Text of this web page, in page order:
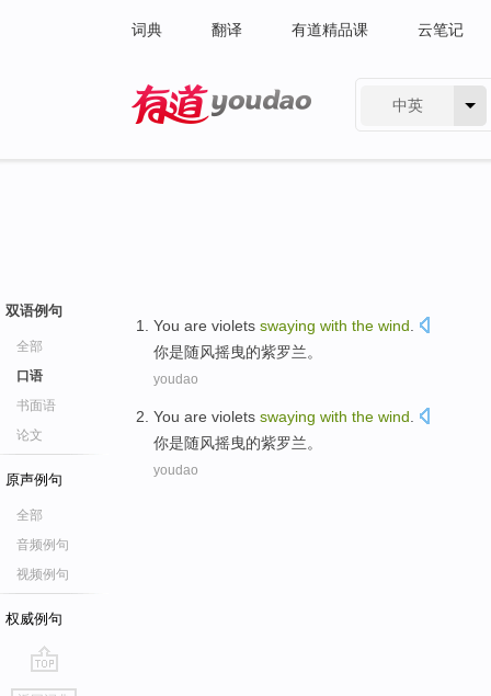
词典 翻译 有道精品课 云笔记
中英
双语例句
全部
口语
书面语
论文
原声例句
全部
音频例句
视频例句
权威例句
go
You are violets swaying with the wind
你是随风摇曳的紫罗兰。
youdao
You are violets swaying with the wind
你是随风摇曳的紫罗兰。
youdao